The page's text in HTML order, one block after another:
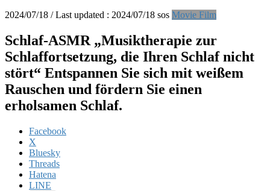
2024/07/18 / Last updated : 2024/07/18 sos Movie Film
Schlaf-ASMR „Musiktherapie zur
Schlaffortsetzung, die Ihren Schlaf nicht
stört“ Entspannen Sie sich mit weißem
Rauschen und fördern Sie einen
erholsamen Schlaf.
Facebook
X
Bluesky
Threads
Hatena
LINE